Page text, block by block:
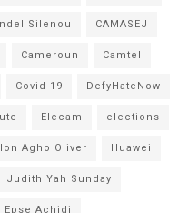
Silenou CAMASEJ
Cameroun Camtel
Covid-19 DefyHateNow
Elecam elections
Agho Oliver Huawei
Judith Yah Sunday
Epse Achidi